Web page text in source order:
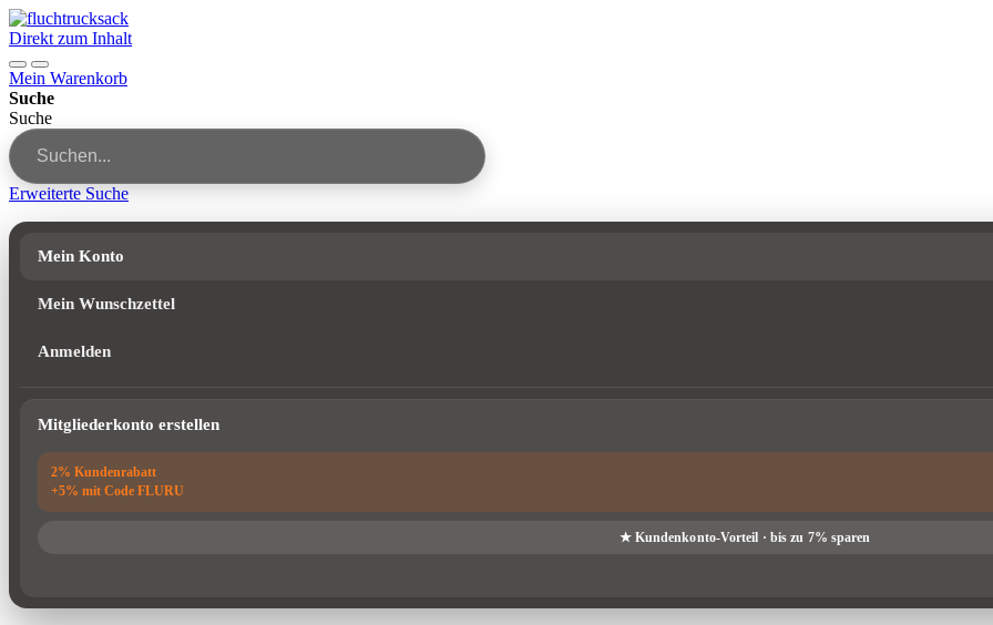
Direkt zum Inhalt
Mein Warenkorb
Suche
Suche
Erweiterte Suche
Mein Konto
Mein Wunschzettel
Anmelden
Mitgliederkonto erstellen